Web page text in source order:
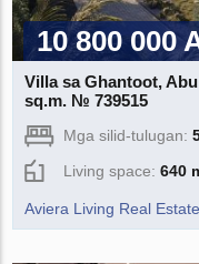
10 800 000
Villa sa Ghantoot,
sq.m. № 739515
Mga silid-tulugan:
Living space:640
Aviera Living Real Estate